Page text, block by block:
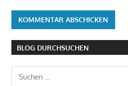
BLOG DURCHSUCHEN